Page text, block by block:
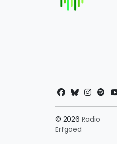
© 2026 Radio
Erfgoed